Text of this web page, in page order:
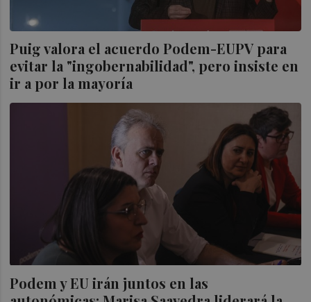
Puig valora el acuerdo Podem-EUPV para
evitar la "ingobernabilidad", pero insiste en
ir a por la mayoría
Podem y EU irán juntos en las